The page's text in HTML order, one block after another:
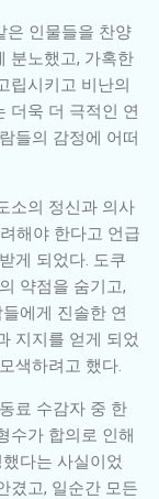
은 인물들을 찬양
분노했고, 가혹한
립시키고 비난의
더욱 더 극적인 연
들의 감정에 어떠
소의 정신과 의사
해야 한다고 언급
게 되었다. 도쿠
약점을 숨기고,
에게 진솔한 연
지지를 얻게 되었
색하려고 했다.
료 수감자 중 한
수가 합의로 인해
다는 사실이었
겼고, 일순간 모든